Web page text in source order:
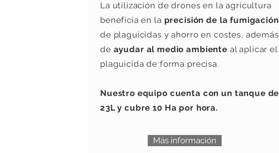
La utilización de drones en la agricultura
beneficia en la precisión de la fumigación
de plaguicidas y ahorro en costes, además
de ayudar al medio ambiente al aplicar el
plaguicida de forma precisa.
Nuestro equipo cuenta con un tanque de
23L y cubre 10 Ha por hora.
Más información